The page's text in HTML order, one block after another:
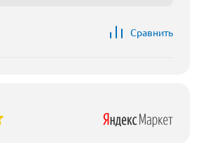
Сравнить